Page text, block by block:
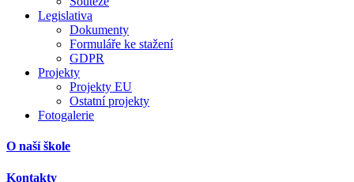
Legislativa
Dokumenty
Formuláře ke stažení
GDPR
Projekty
Projekty EU
Ostatní projekty
Fotogalerie
O naší škole
Kontakty